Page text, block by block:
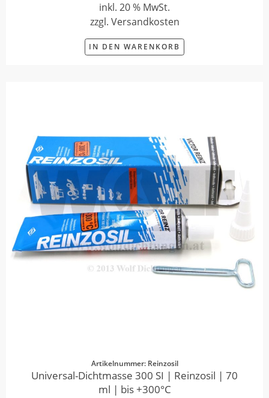
inkl. 20 % MwSt.
zzgl. Versandkosten
IN DEN WARENKORB
Artikelnummer: Reinzosil
Universal-Dichtmasse 300 SI | Reinzosil | 70
ml | bis +300°C